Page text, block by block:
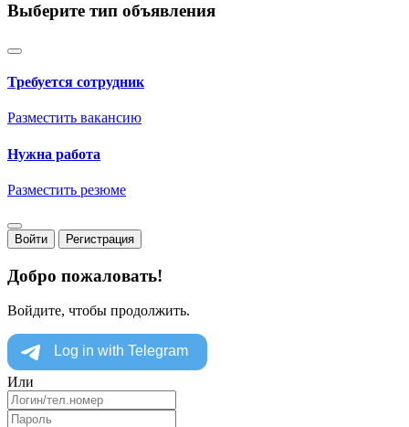
Выберите тип объявления
Требуется сотрудник
Разместить вакансию
Нужна работа
Разместить резюме
Войти Регистрация
Добро пожаловать!
Войдите, чтобы продолжить.
Или